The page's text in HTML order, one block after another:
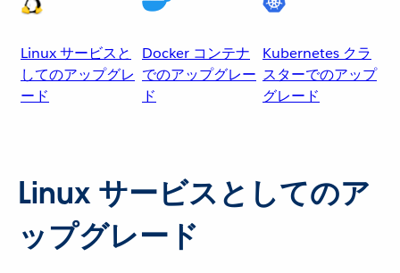
Linux サービスと
してのアップグレ
ード
Docker コンテナ
でのアップグレー
ド
Kubernetes クラ
スターでのアップ
グレード
Linux サービスとしてのア
ップグレード